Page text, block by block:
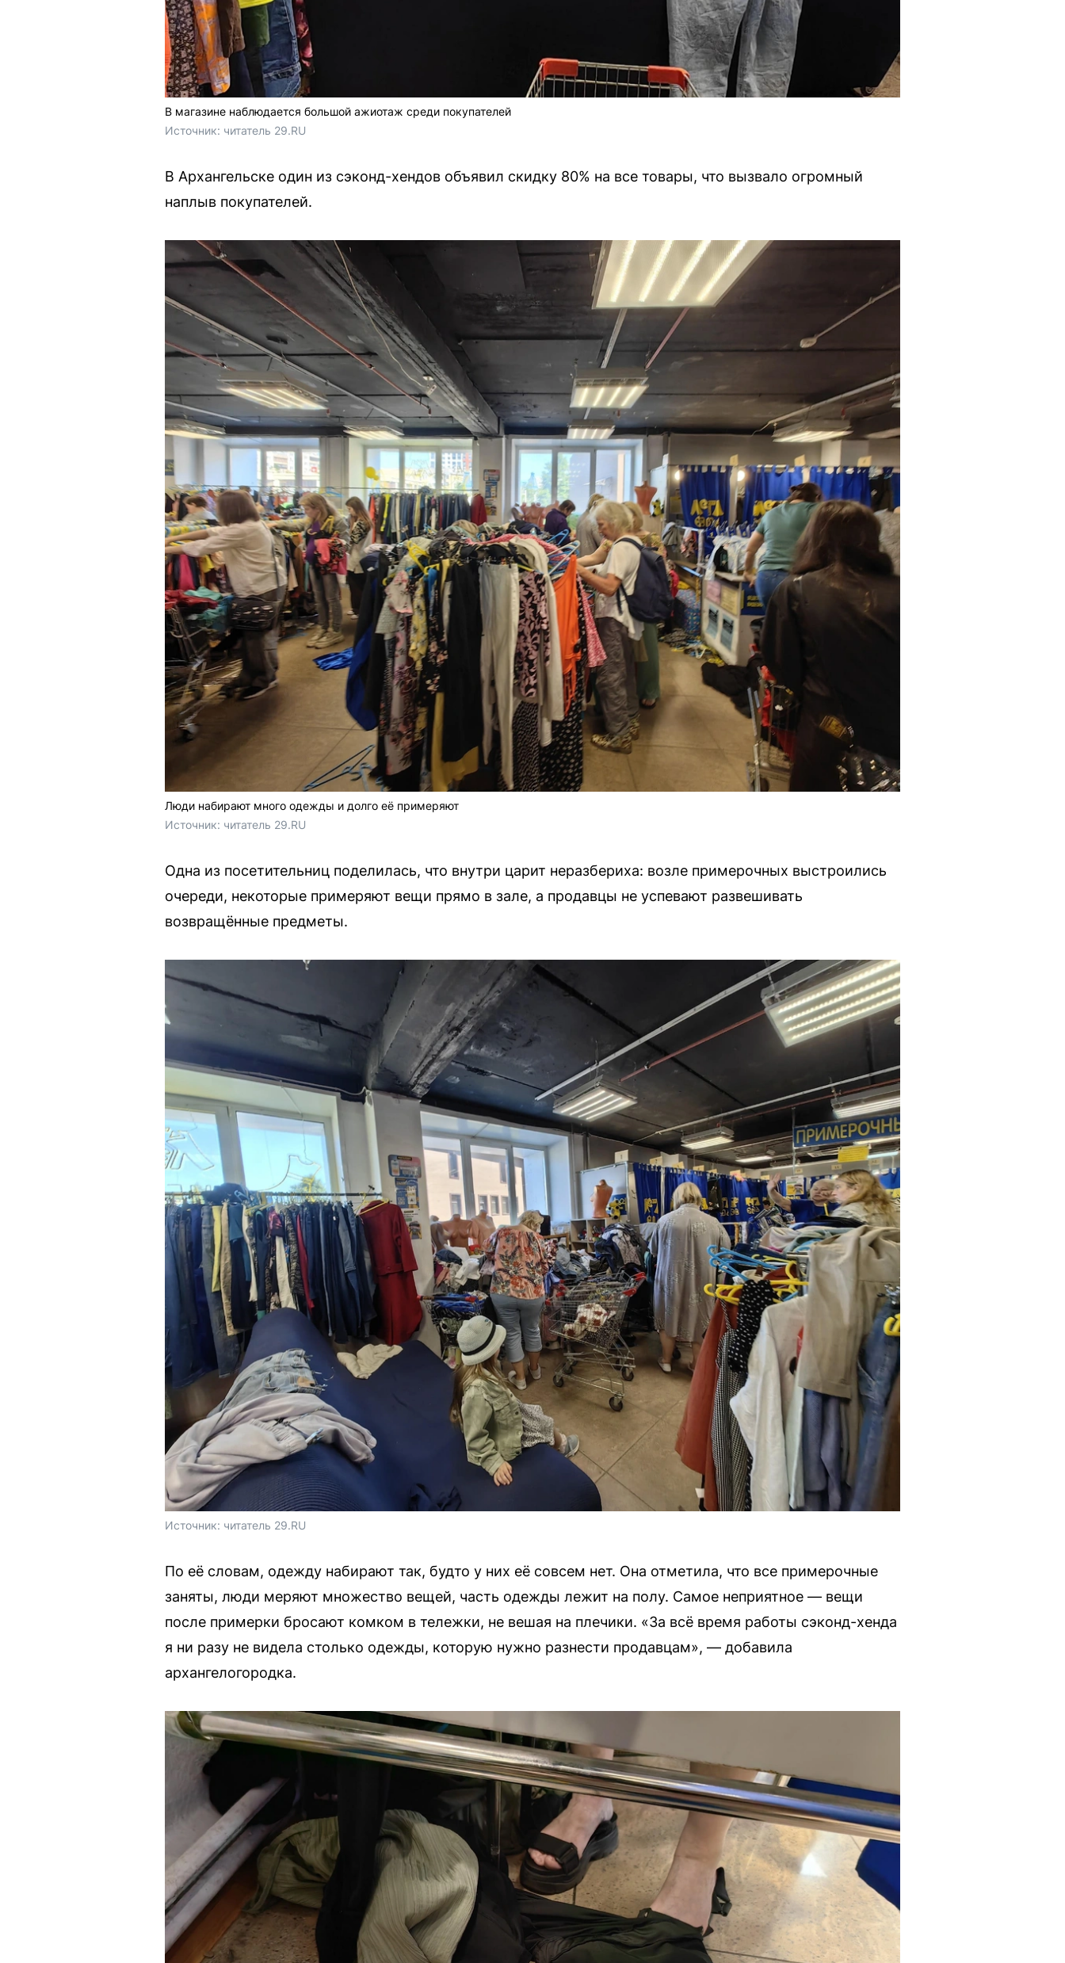
В магазине наблюдается большой ажиотаж среди покупателей
Источник: читатель 29.RU
В Архангельске один из сэконд-хендов объявил скидку 80% на все товары, что вызвало огромный
наплыв покупателей.
Люди набирают много одежды и долго её примеряют
Источник: читатель 29.RU
Одна из посетительниц поделилась, что внутри царит неразбериха: возле примерочных выстроились
очереди, некоторые примеряют вещи прямо в зале, а продавцы не успевают развешивать
возвращённые предметы.
Источник: читатель 29.RU
По её словам, одежду набирают так, будто у них её совсем нет. Она отметила, что все примерочные
заняты, люди меряют множество вещей, часть одежды лежит на полу. Самое неприятное — вещи
после примерки бросают комком в тележки, не вешая на плечики. «За всё время работы сэконд-хенда
я ни разу не видела столько одежды, которую нужно разнести продавцам», — добавила
архангелогородка.